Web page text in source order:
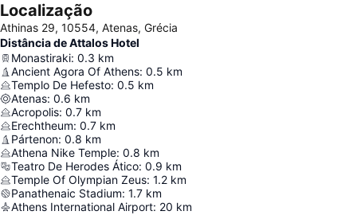
Localização
Athinas 29, 10554, Atenas, Grécia
Distância de Attalos Hotel
Monastiraki: 0.3 km
Ancient Agora Of Athens: 0.5 km
Templo De Hefesto: 0.5 km
Atenas: 0.6 km
Acropolis: 0.7 km
Erechtheum: 0.7 km
Pártenon: 0.8 km
Athena Nike Temple: 0.8 km
Teatro De Herodes Ático: 0.9 km
Temple Of Olympian Zeus: 1.2 km
Panathenaic Stadium: 1.7 km
Athens International Airport: 20 km